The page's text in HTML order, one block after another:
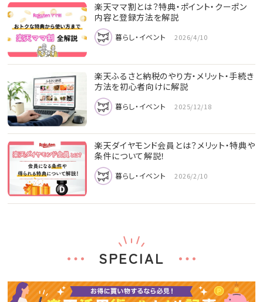
楽天ママ割とは？特典・ポイント・クーポン
内容と登録方法を解説
暮らし・イベント 2026/4/10
楽天ふるさと納税のやり方・メリット・手続き
方法を初心者向けに解説
暮らし・イベント 2025/12/18
楽天ダイヤモンド会員とは？メリット・特典や
条件について解説！
暮らし・イベント 2026/2/10
SPECIAL